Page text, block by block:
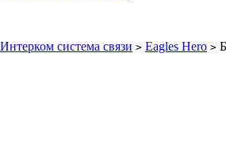
Интерком система связи > Eagles Hero >